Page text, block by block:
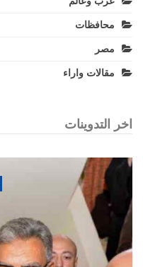
محافظات
مصر
مقالات واراء
اخر التدوينات